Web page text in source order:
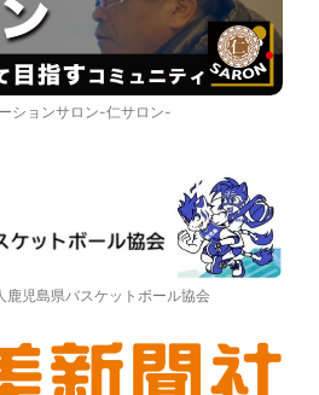
ションサロン-仁サロン-
鹿児島県バスケットボール協会